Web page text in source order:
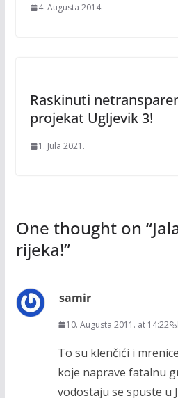
4. Augusta 2014.
Raskinuti
projekat Ugljevik 3!
1. Jula 2021.
One thought on “
rijeka!”
samir
10. Augusta 2011. at 14:22
To su klenčići i
koje naprave fatalnu
vodostaju se spuste u